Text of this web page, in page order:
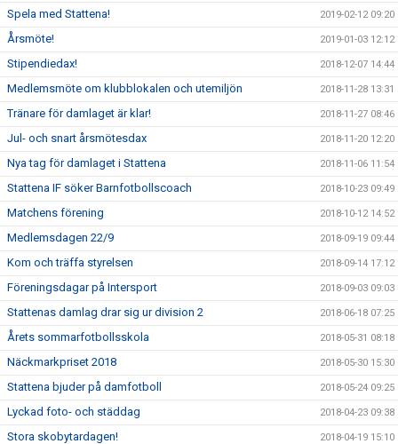
Spela med Stattena! 2019-02-12 09:20
Årsmöte! 2019-01-03 12:12
Stipendiedax! 2018-12-07 14:44
Medlemsmöte om klubblokalen och utemiljön 2018-11-28 13:31
Tränare för damlaget är klar! 2018-11-27 08:46
Jul- och snart årsmötesdax 2018-11-20 12:20
Nya tag för damlaget i Stattena 2018-11-06 11:54
Stattena IF söker Barnfotbollscoach 2018-10-23 09:49
Matchens förening 2018-10-12 14:52
Medlemsdagen 22/9 2018-09-19 09:44
Kom och träffa styrelsen 2018-09-14 17:12
Föreningsdagar på Intersport 2018-09-03 09:03
Stattenas damlag drar sig ur division 2 2018-06-18 07:25
Årets sommarfotbollsskola 2018-05-31 08:18
Näckmarkpriset 2018 2018-05-30 15:30
Stattena bjuder på damfotboll 2018-05-24 09:25
Lyckad foto- och städdag 2018-04-23 09:38
Stora skobytardagen! 2018-04-19 15:10